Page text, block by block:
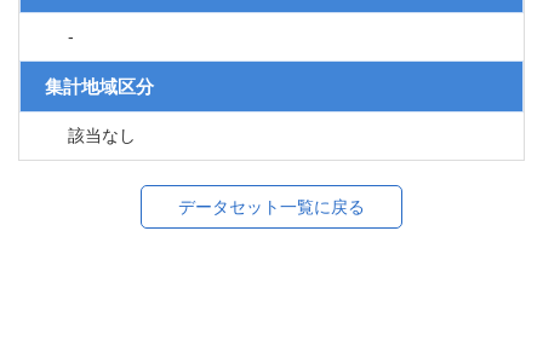
-
集計地域区分
該当なし
データセット一覧に戻る